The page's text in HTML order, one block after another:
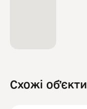
Схожі обʼєкти